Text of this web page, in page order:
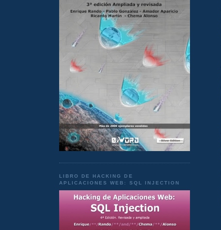
LIBRO DE HACKING DE
APLICACIONES WEB: SQL INJECTION